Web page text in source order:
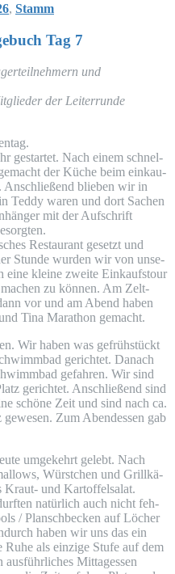
, Stamm
Tag 7
und
der Leiterrunde
gestar­tet. Nach einem schnel­
der Küche beim ein­kau­
Anschlie­ßend blie­ben wir in
Ted­dy waren und dort Sachen
mit der Auf­schrift
Restau­rant gesetzt und
Stun­de wur­den wir von unse­
eine klei­ne zwei­te Ein­kaufs­tour
zu kön­nen. Am Zelt­
vor und am Abend haben
Tina Mara­thon gemacht.
Wir haben was gefrüh­stückt
gerich­tet. Danach
gefah­ren. Wir sind
gerich­tet. Anschlie­ßend sind
schö­ne Zeit und sind nach ca.
Zum Abend­essen gab
umge­kehrt gelebt. Nach
Würst­chen und Grill­kä­
Kraut- und Kar­tof­fel­sa­lat.
natür­lich auch nicht feh­
/ Plansch­be­cken auf Löcher
haben wir uns das ein
Ruhe als ein­zi­ge Stu­fe auf dem
aus­führ­li­ches Mit­tag­essen